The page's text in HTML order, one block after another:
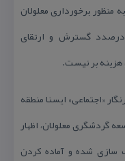
منظور برخورداری معلولان
گسترش و ارتقای
بر نیست.
«اجتماعی» ایسنا منطقه
گردشگری معلولان، اظهار
سازی شده و آماده كردن